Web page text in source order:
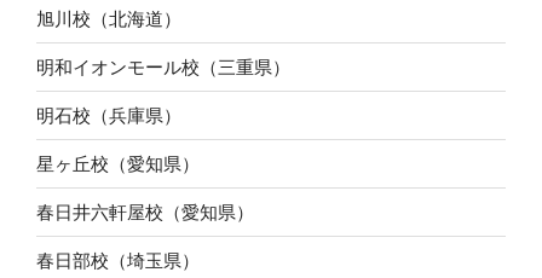
旭川校（北海道）
明和イオンモール校（三重県）
明石校（兵庫県）
星ヶ丘校（愛知県）
春日井六軒屋校（愛知県）
春日部校（埼玉県）